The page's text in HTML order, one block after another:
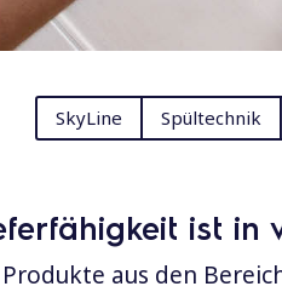
SkyLine Spültechnik
ist in
aus den